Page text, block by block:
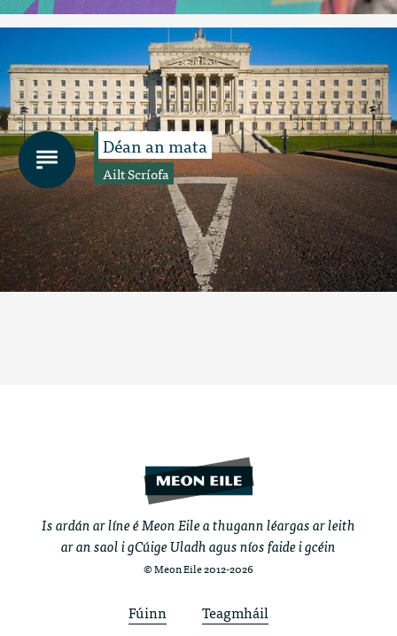
Déan an mata
Ailt Scríofa
Is ardán ar líne é Meon Eile a thugann léargas ar leith
ar an saol i gCúige Uladh agus níos faide i gcéin
© Meon Eile 2012-2026
Fúinn Teagmháil